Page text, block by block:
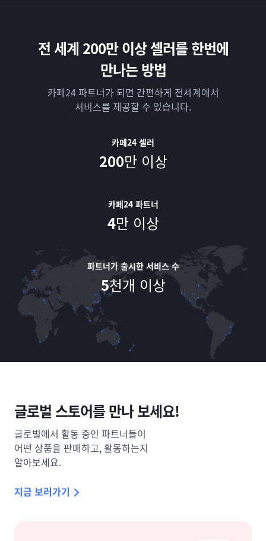
전 세계 200만 이상 셀러를 한번에
만나는 방법
카페24 파트너가 되면 간편하게 전세계에서
서비스를 제공할 수 있습니다.
카페24 셀러
200만 이상
카페24 파트너
4만 이상
파트너가 출시한 서비스 수
5천개 이상
글로벌 스토어를만나 보세요!
글로벌에서 활동 중인 파트너들이
어떤 상품을 판매하고,활동하는지
알아보세요.
지금 보러가기